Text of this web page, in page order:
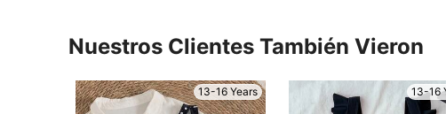
Nuestros Clientes También Vieron
13-16 Years 13-16